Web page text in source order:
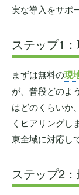
実な導入をサポ
ステップ1
まずは無料の現
が、普段どのよ
はどのくらいか
くヒアリングし
東全域に対応し
ステップ2